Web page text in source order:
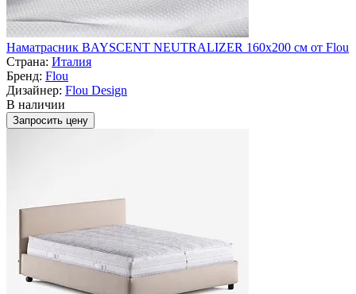
Наматрасник BAYSCENT NEUTRALIZER 160x200 см от Flou
Страна: Италия
Бренд: Flou
Дизайнер: Flou Design
В наличии
Запросить цену